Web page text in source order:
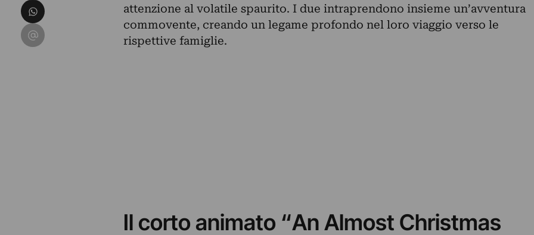
attenzione al volatile spaurito. I due intraprendono insieme un’avventura
commovente, creando un legame profondo nel loro viaggio verso le
rispettive famiglie.
Il corto animato “An Almost Christmas
Condividi su WhatsApp
Condividi su Email